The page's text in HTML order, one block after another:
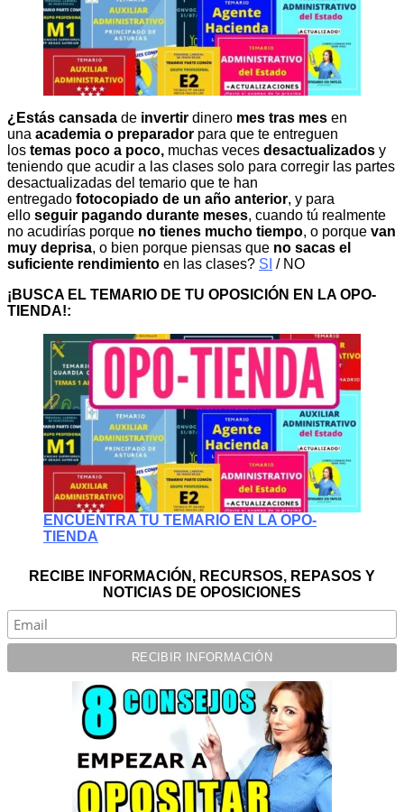
¿Estás cansada de invertir dinero mes tras mes en
una academia o preparador para que te entreguen
los temas poco a poco, muchas veces desactualizados y
teniendo que acudir a las clases solo para corregir las partes
desactualizadas del temario que te han
entregado fotocopiado de un año anterior, y para
ello seguir pagando durante meses, cuando tú realmente
no acudirías porque no tienes mucho tiempo, o porque van
muy deprisa, o bien porque piensas que no sacas el
suficiente rendimiento en las clases? SI / NO
¡BUSCA EL TEMARIO DE TU OPOSICIÓN EN LA OPO-
TIENDA!:
ENCUENTRA TU TEMARIO EN LA OPO-
TIENDA
RECIBE INFORMACIÓN, RECURSOS, REPASOS Y
NOTICIAS DE OPOSICIONES